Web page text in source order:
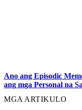
Ano ang Episodic
ang mga Personal na
MGA ARTIKULO